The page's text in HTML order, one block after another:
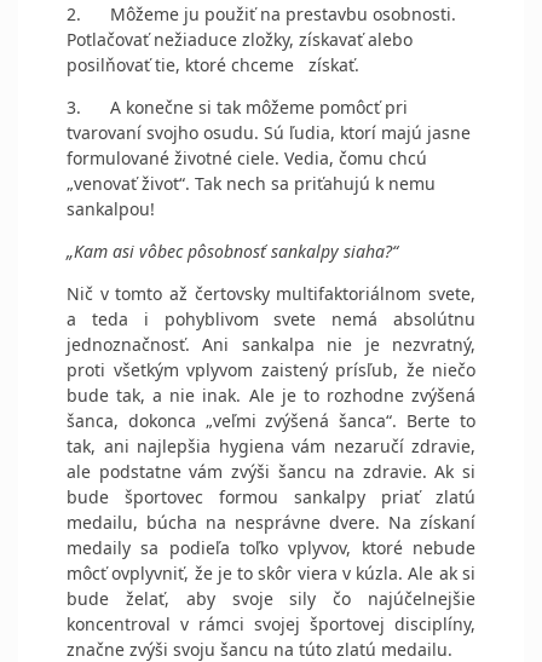
2.
Môžeme ju použiť na prestavbu osobnosti.
Potlačovať nežiaduce zložky, získavať alebo
posilňovať tie, ktoré chceme získať.
3.
A konečne si tak môžeme pomôcť pri
tvarovaní svojho osudu. Sú ľudia, ktorí majú jasne
formulované životné ciele. Vedia, čomu chcú
„venovať život“. Tak nech sa priťahujú k nemu
sankalpou!
„Kam asi vôbec pôsobnosť sankalpy siaha?“
Nič v tomto až čertovsky multifaktoriálnom svete,
a teda i pohyblivom svete nemá absolútnu
jednoznačnosť. Ani sankalpa nie je nezvratný,
proti všetkým vplyvom zaistený prísľub, že niečo
bude tak, a nie inak. Ale je to rozhodne zvýšená
šanca, dokonca „veľmi zvýšená šanca“. Berte to
tak, ani najlepšia hygiena vám nezaručí zdravie,
ale podstatne vám zvýši šancu na zdravie. Ak si
bude športovec formou sankalpy priať zlatú
medailu, búcha na nesprávne dvere. Na získaní
medaily sa podieľa toľko vplyvov, ktoré nebude
môcť ovplyvniť, že je to skôr viera v kúzla. Ale ak si
bude želať, aby svoje sily čo najúčelnejšie
koncentroval v rámci svojej športovej disciplíny,
značne zvýši svoju šancu na túto zlatú medailu.